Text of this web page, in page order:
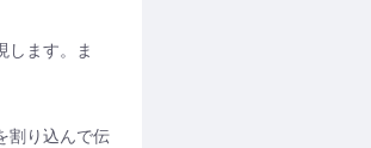
します。ま
割り込んで伝